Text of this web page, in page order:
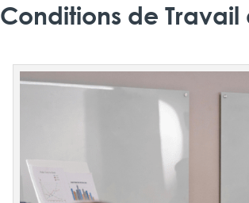
Conditions de Travail